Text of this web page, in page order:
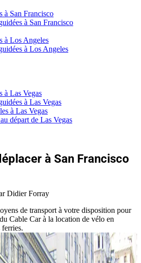
à San Francisco
à San Francisco
à Los Angeles
à Los Angeles
à Las Vegas
à Las Vegas
à Las Vegas
départ de Las Vegas
à San Francisco
Didier Forray
de transport à votre disposition pour
Cable Car à la location de vélo en
ferries.